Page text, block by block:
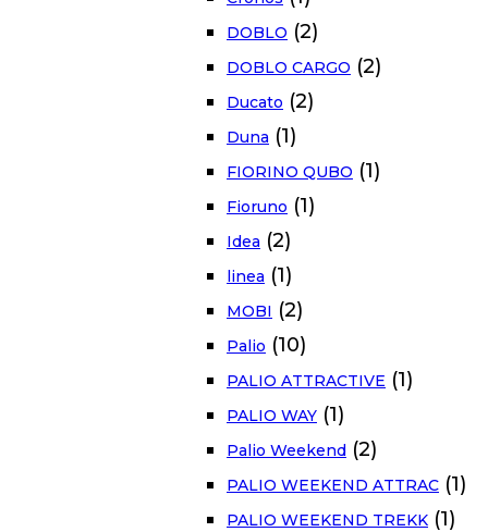
DOBLO (2)
DOBLO CARGO (2)
Ducato (2)
Duna (1)
FIORINO QUBO (1)
Fioruno (1)
Idea (2)
linea (1)
MOBI (2)
Palio (10)
PALIO ATTRACTIVE (1)
PALIO WAY (1)
Palio Weekend (2)
PALIO WEEKEND ATTRAC (1)
PALIO WEEKEND TREKK (1)